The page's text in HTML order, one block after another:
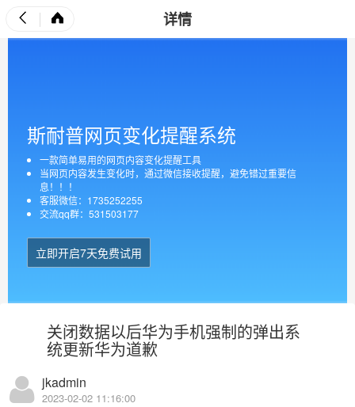
详情
斯耐普网页变化提醒系统
一款简单易用的网页内容变化提醒工具
当网页内容发生变化时，通过微信接收提醒，避免错过重要信
息！！！
客服微信：1735252255
交流qq群：531503177
立即开启7天免费试用
关闭数据以后华为手机强制的弹出系
统更新华为道歉
jkadmin
2023-02-02 11:16:00